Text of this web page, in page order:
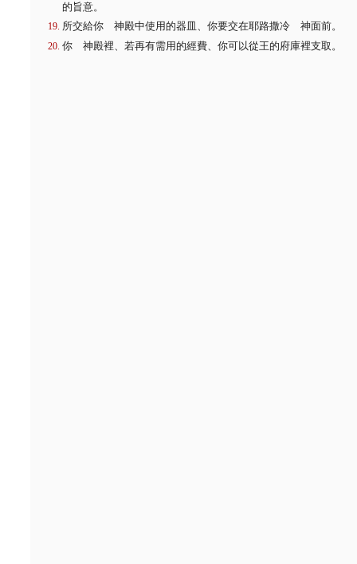
的旨意。
所交給你 神殿中使用的器皿、你要交在耶路撒冷 神面前。
你 神殿裡、若再有需用的經費、你可以從王的府庫裡支取。